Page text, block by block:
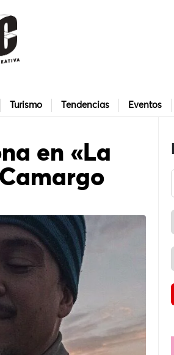
Turismo Tendencias Eventos
en «La